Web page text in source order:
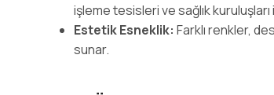
işleme tesisleri ve sağlık kuruluşları
Estetik Esneklik: Farklı renkler,
sunar.